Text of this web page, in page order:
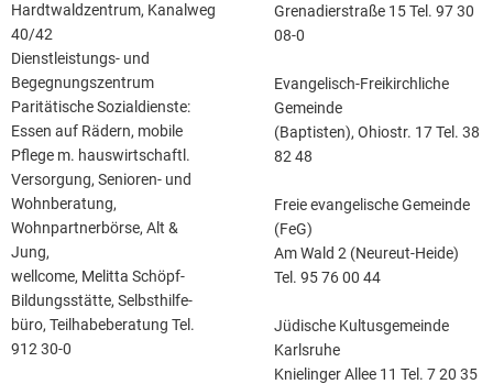
Hardtwaldzentrum, Kanalweg
40/42
Dienstleistungs- und
Begegnungszentrum
Paritätische Sozialdienste:
Essen auf Rädern, mobile
Pflege m. hauswirtschaftl.
Versorgung, Senioren- und
Wohnberatung,
Wohnpartnerbörse, Alt &
Jung,
wellcome, Melitta Schöpf-
Bildungsstätte, Selbsthilfe-
büro, Teilhabeberatung Tel.
912 30-0
Grenadierstraße 15 Tel. 97 30
08-0
Evangelisch-Freikirchliche
Gemeinde
(Baptisten), Ohiostr. 17 Tel. 38
82 48
Freie evangelische Gemeinde
(FeG)
Am Wald 2 (Neureut-Heide)
Tel. 95 76 00 44
Jüdische Kultusgemeinde
Karlsruhe
Knielinger Allee 11 Tel. 7 20 35